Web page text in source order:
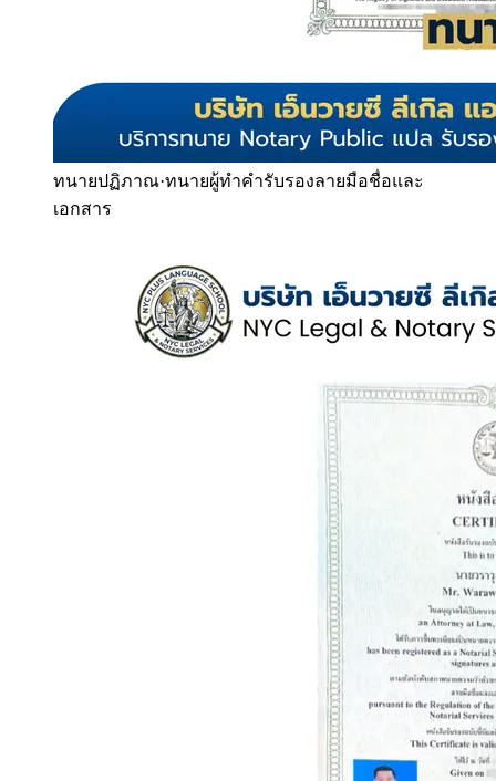
ทนายปฏิภาณ·ทนายผู้ทำคำรับรองลายมือชื่อและ
เอกสาร